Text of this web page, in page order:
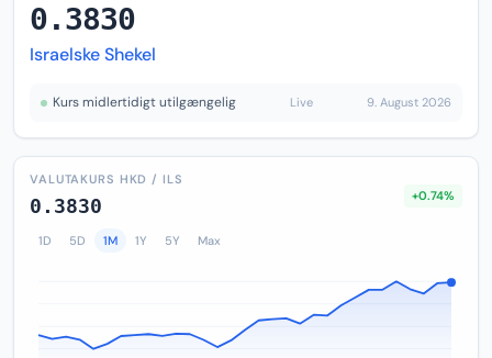
0.3830
Israelske Shekel
Kurs midlertidigt utilgængelig Live 9. August 2026
VALUTAKURS HKD / ILS
0.3830 +0.74%
1D 5D 1M 1Y 5Y Max